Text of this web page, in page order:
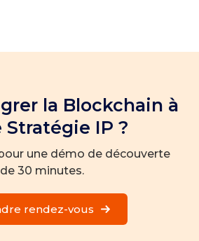
la Blockchain à
Stratégie IP ?
une démo de découverte
de 30 minutes.
rendez-vous